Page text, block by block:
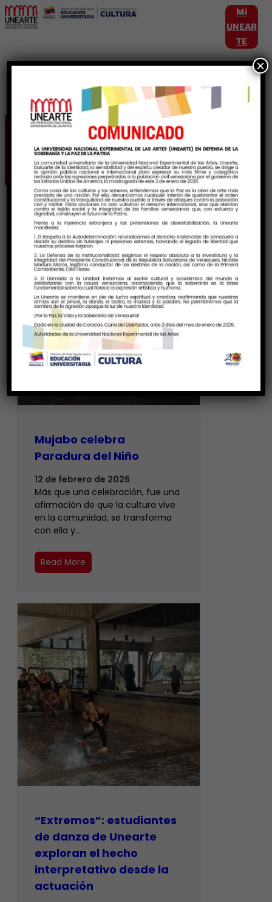
Mi
UNEAR
TE
Etiqueta:CursosIntensivos
Mujabo celebra
Paradura del Niño
12 de febrero de 2026
Más que una celebración, fue una
afirmación de que la cultura vive
en la comunidad, se transforma
con ella y…
Read More
“Extremos”: estudiantes
de danza de Unearte
exploran el hecho
interpretativo desde la
actuación
×